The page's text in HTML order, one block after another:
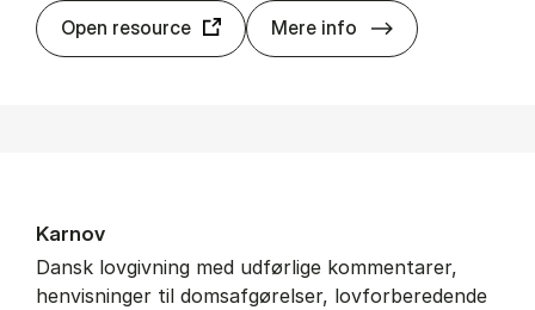
Open resource Mere info Ka­pi­talWatch
Kar­nov
Dansk lovgivning med udførlige kommentarer,
henvisninger til domsafgørelser, lovforberedende